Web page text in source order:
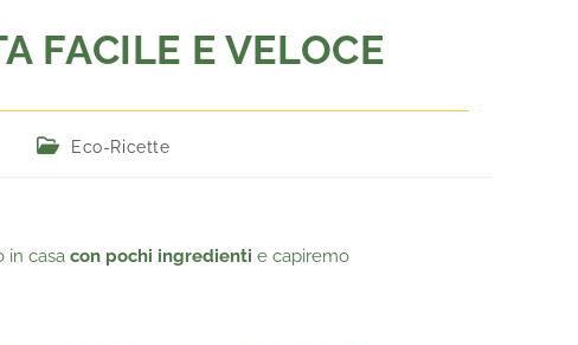
FACILE E VELOCE
Eco-Ricette
in casa con pochi ingredienti e capiremo